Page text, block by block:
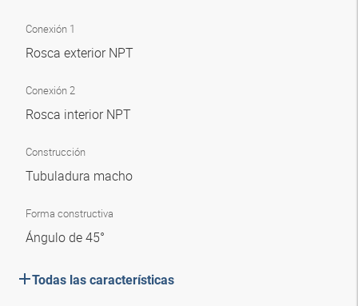
Conexión 1
Rosca exterior NPT
Conexión 2
Rosca interior NPT
Construcción
Tubuladura macho
Forma constructiva
Ángulo de 45°
Todas las características